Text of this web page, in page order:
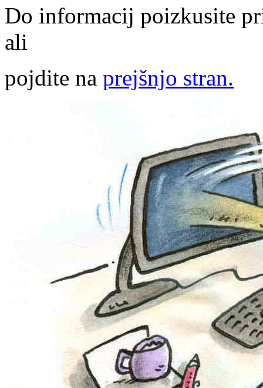
Do informacij poizkusite
ali
pojdite na prejšnjo stran.